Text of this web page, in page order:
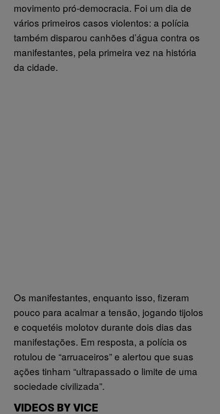
movimento pró-democracia. Foi um dia de
vários primeiros casos violentos: a polícia
também disparou canhões d’água contra os
manifestantes, pela primeira vez na história
da cidade.
Os manifestantes, enquanto isso, fizeram
pouco para acalmar a tensão, jogando tijolos
e coquetéis molotov durante dois dias das
manifestações. Em resposta, a polícia os
rotulou de “arruaceiros” e alertou que suas
ações tinham “ultrapassado o limite de uma
sociedade civilizada”.
VIDEOS BY VICE